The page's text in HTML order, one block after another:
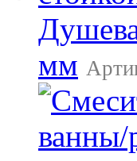
мм